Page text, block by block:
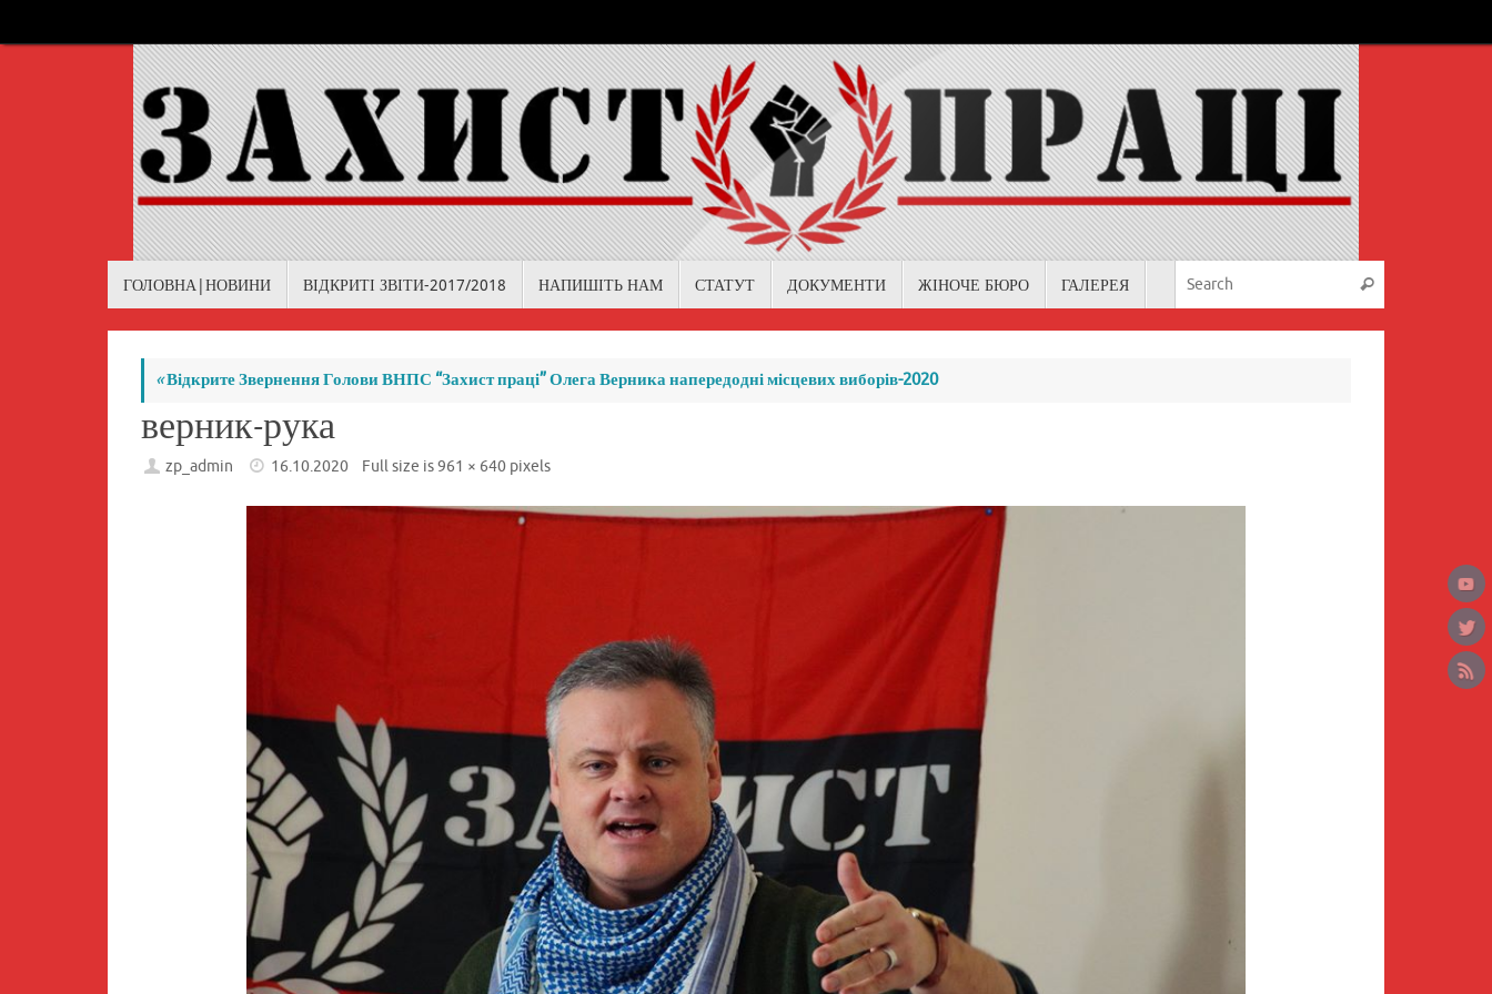
to
ГОЛОВНА|НОВИНИ ВІДКРИТІ ЗВІТИ-2017/2018 НАПИШІТЬ НАМ СТАТУТ ДОКУМЕНТИ ЖІНОЧЕ БЮРО ГАЛЕРЕЯ Search
«Відкрите Звернення Голови ВНПС “Захист праці” Олега Верника напередодні місцевих виборів-2020
верник-рука
zp_admin 16.10.2020 Full size is961 × 640 pixels